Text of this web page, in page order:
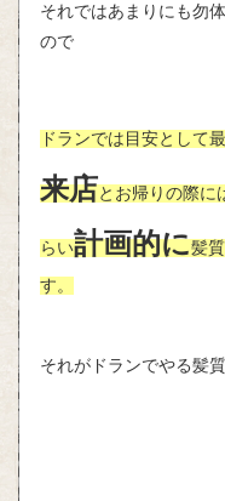
それではあまりにも勿
ので
ドランでは目安として
来店とお帰りの際に
らい計画的に髪
す。
それがドランでやる髪